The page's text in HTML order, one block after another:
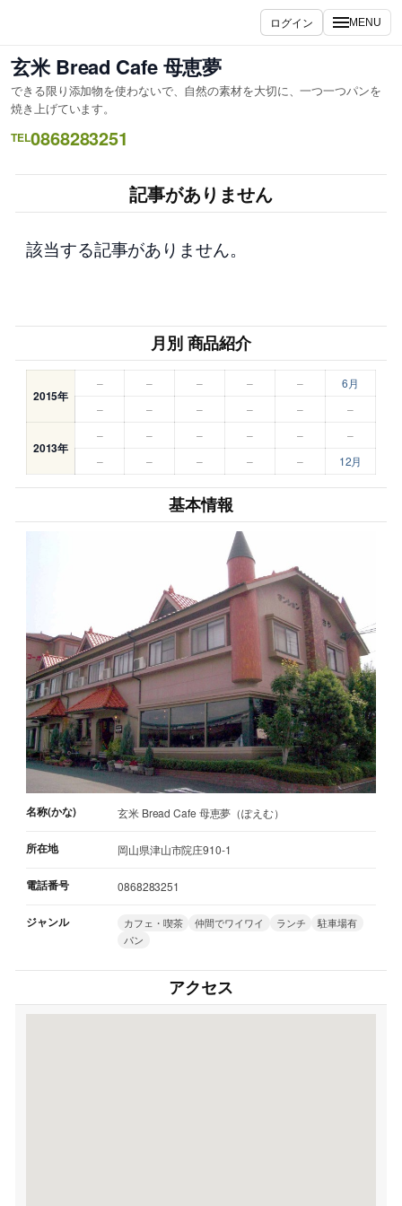
を
ス
キ
ッ
プ
ログイン MENU
玄米 Bread Cafe 母恵夢
できる限り添加物を使わないで、自然の素材を大切に、一つ一つパンを
焼き上げています。
TEL0868283251
記事がありません
該当する記事がありません。
月別 商品紹介
2015年
– – – – –
6月
–
– – – – –
2013年
– – – – –
–
–
– – – – 12月
基本情報
名称(かな) 玄米 Bread Cafe 母恵夢（ぽえむ）
所在地 岡山県津山市院庄910-1
電話番号 0868283251
ジャンル カフェ・喫茶 仲間でワイワイ ランチ
駐車場有
パン
アクセス